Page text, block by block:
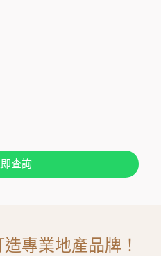
查詢
專業地產品牌！